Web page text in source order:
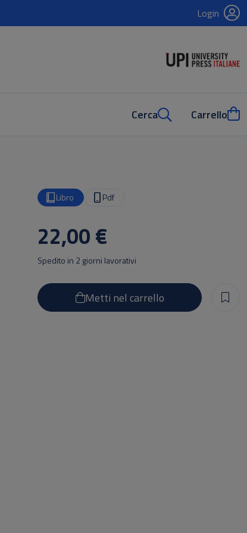
Login
Cerca Carrello
Libro Pdf
22,00 €
Metti nel carrello
Spedito in 2 giorni lavorativi